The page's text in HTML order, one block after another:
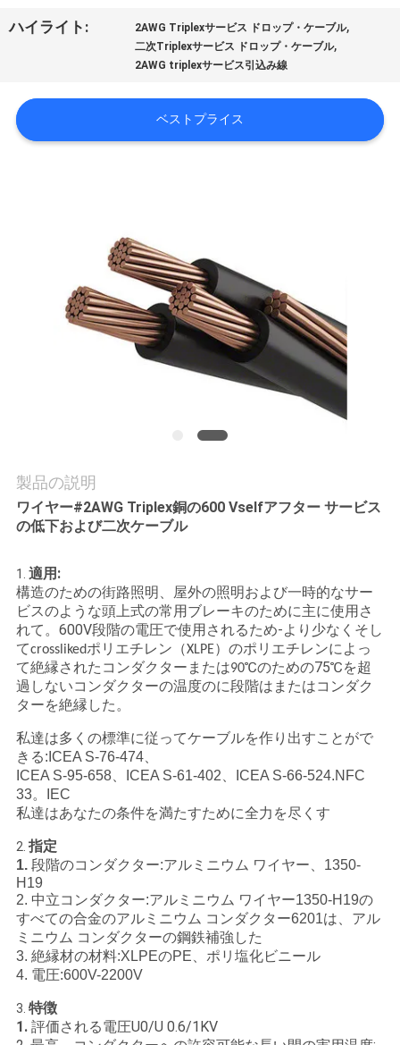
工
行
絡
し
な
さ
い
ニ
ュ
ー
ス
引
用
を
要
求
ハイライト: 2AWG Triplexサービス ドロップ・ケーブル,
二次Triplexサービス ドロップ・ケーブル,
2AWG triplexサービス引込み線
ベストプライス
製品の説明
ワイヤー#2AWG Triplex銅の600 Vselfアフター サービス
の低下および二次ケーブル
1. 適用:
構造のための街路照明、屋外の照明および一時的なサー
ビスのような頭上式の常用ブレーキのために主に使用さ
れて。600V段階の電圧で使用されるため-より少なくそし
てcrosslikedポリエチレン（XLPE）のポリエチレンによっ
て絶縁されたコンダクターまたは90℃のための75℃を超
過しないコンダクターの温度のに段階はまたはコンダク
ターを絶縁した。
私達は多くの標準に従ってケーブルを作り出すことがで
きる:ICEA S-76-474、
ICEA S-95-658、ICEA S-61-402、ICEA S-66-524.NFC
33。IEC
私達はあなたの条件を満たすために全力を尽くす
2. 指定
1. 段階のコンダクター:アルミニウム ワイヤー、1350-
H19
2. 中立コンダクター:アルミニウム ワイヤー1350-H19の
すべての合金のアルミニウム コンダクター6201は、アル
ミニウム コンダクターの鋼鉄補強した
3. 絶縁材の材料:XLPEのPE、ポリ塩化ビニール
4. 電圧:600V-2200V
3. 特徴
1. 評価される電圧U0/U 0.6/1KV